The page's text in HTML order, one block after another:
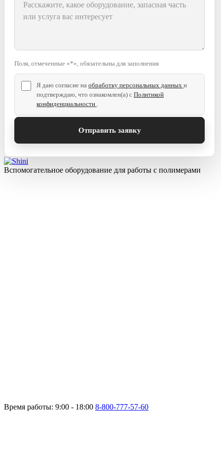
Поля, отмеченные «*», обязательны для заполнения
Я даю согласие на обработку персональных данных и
подтверждаю, что ознакомлен(а) с Политикой
конфиденциальности
Вспомогательное оборудование для работы с полимерами
Время работы: 9:00 - 18:00 8-800-777-57-60